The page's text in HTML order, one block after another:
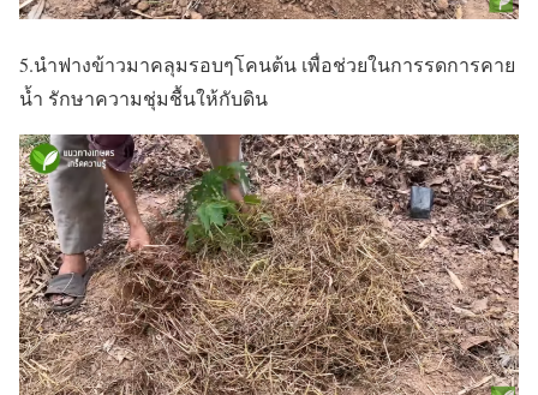
5.นำฟางข้าวมาคลุมรอบๆโคนต้น เพื่อช่วยในการรดการคาย
น้ำ รักษาความชุ่มชื้นให้กับดิน